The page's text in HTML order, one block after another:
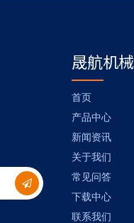
晟航机械
首页
产品中心
新闻资讯
关于我们
常见问答
下载中心
联系我们